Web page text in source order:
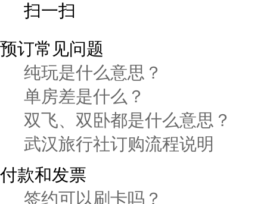
扫一扫
预订常见问题
纯玩是什么意思？
单房差是什么？
双飞、双卧都是什么意思？
武汉旅行社订购流程说明
付款和发票
签约可以刷卡吗？